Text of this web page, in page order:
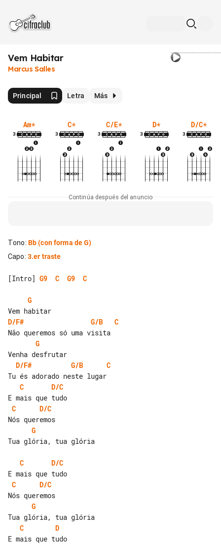
Vem Habitar
Marcus Salles
Principal Letra Más
Am*
3
C*
3
C/E*
3
D*
3
D/C*
3
Continúa después del anuncio
Tono: Bb(con forma de G)
Capo: 3.er traste
[Intro] G9 C G9 C
G
D/F#
G/B
C
G
D/F#
G/B
C
C
D/C
C
D/C
G
Tua glória, tua glória
C
D/C
C
D/C
G
C
D